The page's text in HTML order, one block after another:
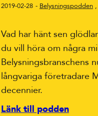
2019-02-28 Belysningspodden,
Vad har hänt sen
du vill höra om några
Belysningsbranschens
långvariga företradare
decennier.
Länk till podden